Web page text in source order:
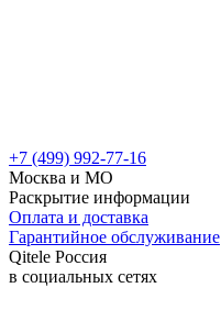
+7 (499) 992-77-16
Москва и МО
Раскрытие информации
Оплата и доставка
Гарантийное обслуживание
Qitele Россия
в социальных сетях